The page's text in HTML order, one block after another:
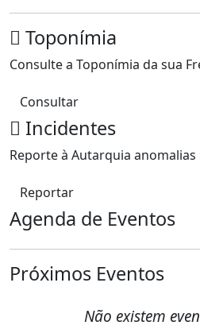
Toponímia
Consulte a Toponímia da sua
Consultar
Incidentes
Reporte à Autarquia anomalias
Reportar
Agenda de Eventos
Próximos Eventos
Não existem